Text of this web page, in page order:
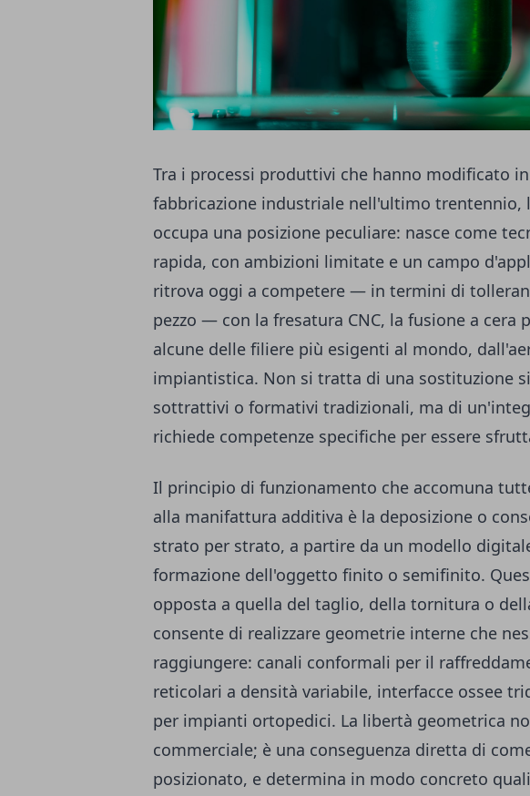
Tra i processi produttivi che hanno modificato
fabbricazione industriale nell'ultimo trentennio,
occupa una posizione peculiare: nasce come
rapida, con ambizioni limitate e un campo
ritrova oggi a competere — in termini di
pezzo — con la fresatura CNC, la fusione a cera
alcune delle filiere più esigenti al mondo,
impiantistica. Non si tratta di una sostituzione
sottrattivi o formativi tradizionali, ma di
richiede competenze specifiche per essere
Il principio di funzionamento che accomuna
alla manifattura additiva è la deposizione o
strato per strato, a partire da un modello
formazione dell'oggetto finito o semifinito.
opposta a quella del taglio, della tornitura o
consente di realizzare geometrie interne che
raggiungere: canali conformali per il
reticolari a densità variabile, interfacce ossee
per impianti ortopedici. La libertà geometrica
commerciale; è una conseguenza diretta di
posizionato, e determina in modo concreto